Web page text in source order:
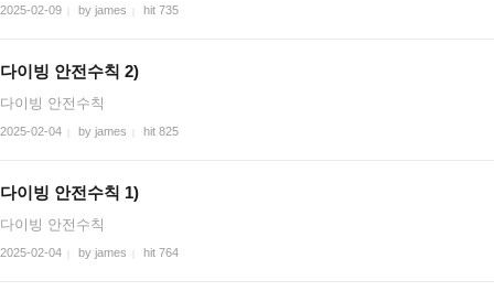
2025-02-09 by james hit 735
다이빙 안전수칙 2)
다이빙 안전수칙
2025-02-04 by james hit 825
다이빙 안전수칙 1)
다이빙 안전수칙
2025-02-04 by james hit 764